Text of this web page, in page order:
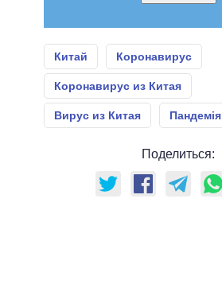
Китай Коронавирус
Коронавирус из Китая
Вирус из Китая Пандемія
Поделиться: